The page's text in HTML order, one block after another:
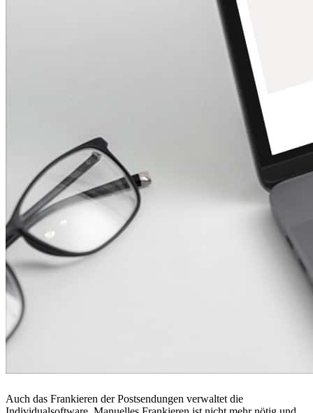
Auch das Frankieren der Postsendungen verwaltet die